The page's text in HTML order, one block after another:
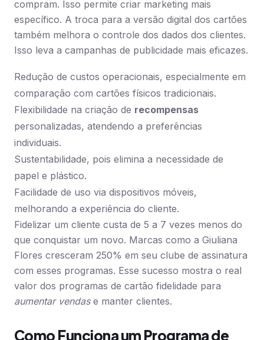
compram. Isso permite criar marketing mais
específico. A troca para a versão digital dos cartões
também melhora o controle dos dados dos clientes.
Isso leva a campanhas de publicidade mais eficazes.
Redução de custos operacionais, especialmente em
comparação com cartões físicos tradicionais.
Flexibilidade na criação de recompensas
personalizadas, atendendo a preferências
individuais.
Sustentabilidade, pois elimina a necessidade de
papel e plástico.
Facilidade de uso via dispositivos móveis,
melhorando a experiência do cliente.
Fidelizar um cliente custa de 5 a 7 vezes menos do
que conquistar um novo. Marcas como a Giuliana
Flores cresceram 250% em seu clube de assinatura
com esses programas. Esse sucesso mostra o real
valor dos programas de cartão fidelidade para
aumentar vendase manter clientes.
Como Funciona um Programa de